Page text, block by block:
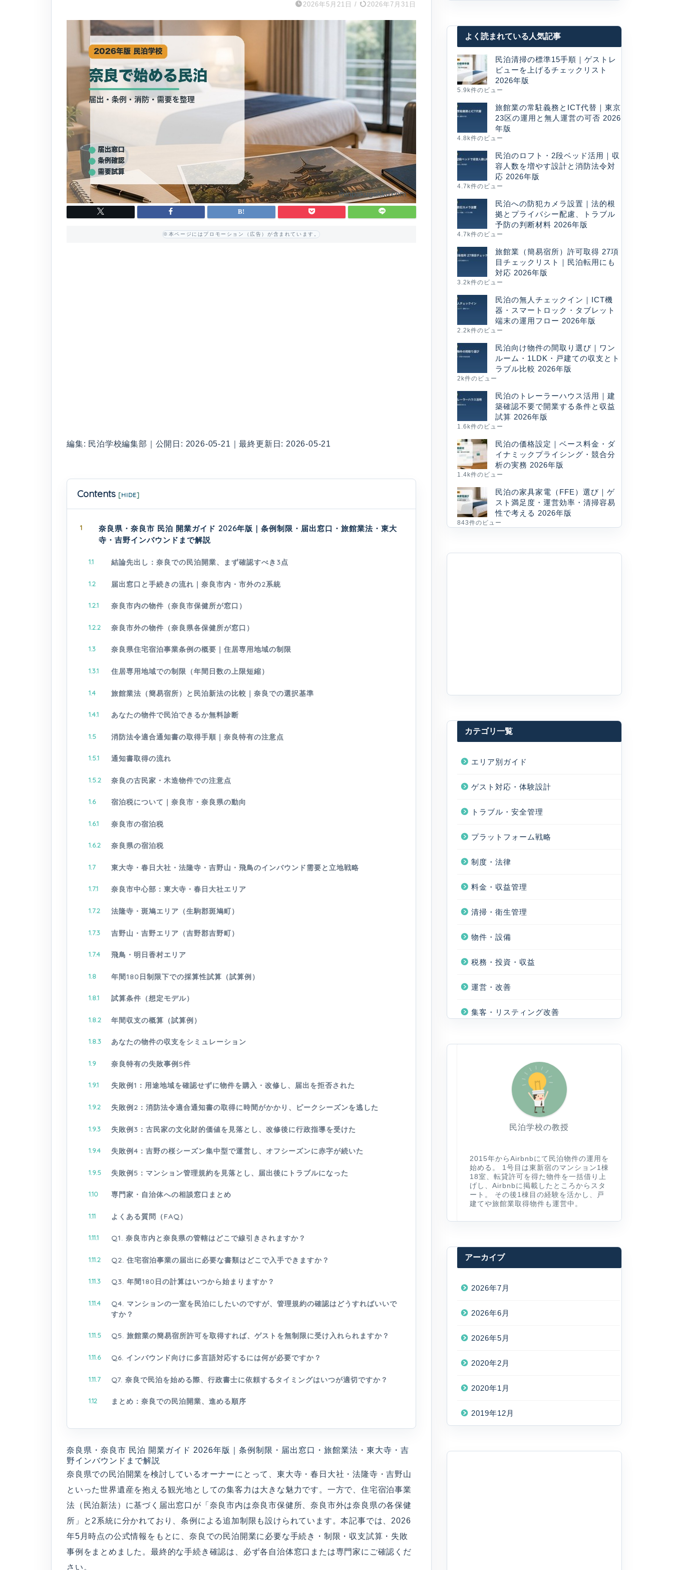
2026年5月21日 / 2026年7月31日
※本ページにはプロモーション（広告）が含まれています。
編集: 民泊学校編集部｜公開日: 2026-05-21｜最終更新日: 2026-05-21
Contents [HIDE]
1
奈良県・奈良市 民泊 開業ガイド 2026年版｜条例制限・届出窓口・旅館業法・東大
寺・吉野インバウンドまで解説
1.1 結論先出し：奈良での民泊開業、まず確認すべき3点
1.2 届出窓口と手続きの流れ｜奈良市内・市外の2系統
1.2.1 奈良市内の物件（奈良市保健所が窓口）
1.2.2 奈良市外の物件（奈良県各保健所が窓口）
1.3 奈良県住宅宿泊事業条例の概要｜住居専用地域の制限
1.3.1 住居専用地域での制限（年間日数の上限短縮）
1.4 旅館業法（簡易宿所）と民泊新法の比較｜奈良での選択基準
1.4.1 あなたの物件で民泊できるか無料診断
1.5 消防法令適合通知書の取得手順｜奈良特有の注意点
1.5.1 通知書取得の流れ
1.5.2 奈良の古民家・木造物件での注意点
1.6 宿泊税について｜奈良市・奈良県の動向
1.6.1 奈良市の宿泊税
1.6.2 奈良県の宿泊税
1.7 東大寺・春日大社・法隆寺・吉野山・飛鳥のインバウンド需要と立地戦略
1.7.1 奈良市中心部：東大寺・春日大社エリア
1.7.2 法隆寺・斑鳩エリア（生駒郡斑鳩町）
1.7.3 吉野山・吉野エリア（吉野郡吉野町）
1.7.4 飛鳥・明日香村エリア
1.8 年間180日制限下での採算性試算（試算例）
1.8.1 試算条件（想定モデル）
1.8.2 年間収支の概算（試算例）
1.8.3 あなたの物件の収支をシミュレーション
1.9 奈良特有の失敗事例5件
1.9.1 失敗例1：用途地域を確認せずに物件を購入・改修し、届出を拒否された
1.9.2 失敗例2：消防法令適合通知書の取得に時間がかかり、ピークシーズンを逃した
1.9.3 失敗例3：古民家の文化財的価値を見落とし、改修後に行政指導を受けた
1.9.4 失敗例4：吉野の桜シーズン集中型で運営し、オフシーズンに赤字が続いた
1.9.5 失敗例5：マンション管理規約を見落とし、届出後にトラブルになった
1.10 専門家・自治体への相談窓口まとめ
1.11 よくある質問（FAQ）
1.11.1 Q1. 奈良市内と奈良県の管轄はどこで線引きされますか？
1.11.2 Q2. 住宅宿泊事業の届出に必要な書類はどこで入手できますか？
1.11.3 Q3. 年間180日の計算はいつから始まりますか？
1.11.4
Q4. マンションの一室を民泊にしたいのですが、管理規約の確認はどうすればいいで
すか？
1.11.5 Q5. 旅館業の簡易宿所許可を取得すれば、ゲストを無制限に受け入れられますか？
1.11.6 Q6. インバウンド向けに多言語対応するには何が必要ですか？
1.11.7 Q7. 奈良で民泊を始める際、行政書士に依頼するタイミングはいつが適切ですか？
1.12 まとめ：奈良での民泊開業、進める順序
奈良県・奈良市 民泊 開業ガイド 2026年版｜条例制限・届出窓口・旅館業法・東大寺・吉
野インバウンドまで解説
奈良県での民泊開業を検討しているオーナーにとって、東大寺・春日大社・法隆寺・吉野山
といった世界遺産を抱える観光地としての集客力は大きな魅力です。一方で、住宅宿泊事業
法（民泊新法）に基づく届出窓口が「奈良市内は奈良市保健所、奈良市外は奈良県の各保健
所」と2系統に分かれており、条例による追加制限も設けられています。本記事では、2026
年5月時点の公式情報をもとに、奈良での民泊開業に必要な手続き・制限・収支試算・失敗
事例をまとめました。最終的な手続き確認は、必ず各自治体窓口または専門家にご確認くだ
さい。
よく読まれている人気記事
民泊清掃の標準15手順｜ゲストレ
ビューを上げるチェックリスト
2026年版
5.9k件のビュー
旅館業の常駐義務とICT代替｜東京
23区の運用と無人運営の可否 2026
年版
4.8k件のビュー
民泊のロフト・2段ベッド活用｜収
容人数を増やす設計と消防法令対
応 2026年版
4.7k件のビュー
民泊への防犯カメラ設置｜法的根
拠とプライバシー配慮、トラブル
予防の判断材料 2026年版
4.7k件のビュー
旅館業（簡易宿所）許可取得 27項
目チェックリスト｜民泊転用にも
対応 2026年版
3.2k件のビュー
民泊の無人チェックイン｜ICT機
器・スマートロック・タブレット
端末の運用フロー 2026年版
2.2k件のビュー
民泊向け物件の間取り選び｜ワン
ルーム・1LDK・戸建ての収支とト
ラブル比較 2026年版
2k件のビュー
民泊のトレーラーハウス活用｜建
築確認不要で開業する条件と収益
試算 2026年版
1.6k件のビュー
民泊の価格設定｜ベース料金・ダ
イナミックプライシング・競合分
析の実務 2026年版
1.4k件のビュー
民泊の家具家電（FFE）選び｜ゲ
スト満足度・運営効率・清掃容易
性で考える 2026年版
843件のビュー
カテゴリ一覧
エリア別ガイド
ゲスト対応・体験設計
トラブル・安全管理
プラットフォーム戦略
制度・法律
料金・収益管理
清掃・衛生管理
物件・設備
税務・投資・収益
運営・改善
集客・リスティング改善
民泊学校の教授
2015年からAirbnbにて民泊物件の運用を
始める。 1号目は東新宿のマンション1棟
18室、転貸許可を得た物件を一括借り上
げし、Airbnbに掲載したところからスタ
ート。 その後1棟目の経験を活かし、戸
建てや旅館業取得物件も運営中。
アーカイブ
2026年7月
2026年6月
2026年5月
2020年2月
2020年1月
2019年12月